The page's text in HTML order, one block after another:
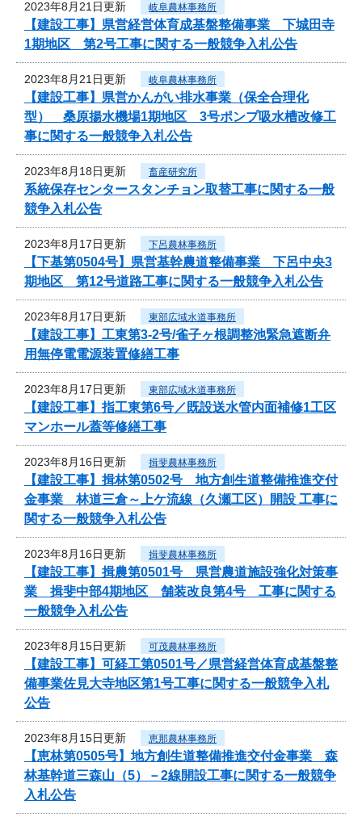
2023年8月21日更新 岐阜農林事務所
【建設工事】県営経営体育成基盤整備事業 下城田寺
1期地区 第2号工事に関する一般競争入札公告
2023年8月21日更新 岐阜農林事務所
【建設工事】県営かんがい排水事業（保全合理化
型） 桑原揚水機場1期地区 3号ポンプ吸水槽改修工
事に関する一般競争入札公告
2023年8月18日更新 畜産研究所
系統保存センタースタンチョン取替工事に関する一般
競争入札公告
2023年8月17日更新 下呂農林事務所
【下基第0504号】県営基幹農道整備事業 下呂中央3
期地区 第12号道路工事に関する一般競争入札公告
2023年8月17日更新 東部広域水道事務所
【建設工事】工東第3-2号/雀子ヶ根調整池緊急遮断弁
用無停電電源装置修繕工事
2023年8月17日更新 東部広域水道事務所
【建設工事】指工東第6号／既設送水管内面補修1工区
マンホール蓋等修繕工事
2023年8月16日更新 揖斐農林事務所
【建設工事】揖林第0502号 地方創生道整備推進交付
金事業 林道三倉～上ケ流線（久瀬工区）開設 工事に
関する一般競争入札公告
2023年8月16日更新 揖斐農林事務所
【建設工事】揖農第0501号 県営農道施設強化対策事
業 揖斐中部4期地区 舗装改良第4号 工事に関する
一般競争入札公告
2023年8月15日更新 可茂農林事務所
【建設工事】可経工第0501号／県営経営体育成基盤整
備事業佐見大寺地区第1号工事に関する一般競争入札
公告
2023年8月15日更新 恵那農林事務所
【恵林第0505号】地方創生道整備推進交付金事業 森
林基幹道三森山（5）－2線開設工事に関する一般競争
入札公告